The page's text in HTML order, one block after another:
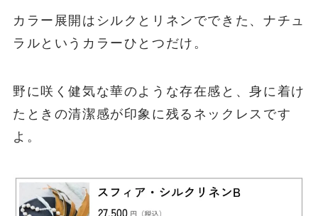
カラー展開はシルクとリネンでできた、ナチュ
ラルというカラーひとつだけ。
野に咲く健気な華のような存在感と、身に着け
たときの清潔感が印象に残るネックレスです
よ。